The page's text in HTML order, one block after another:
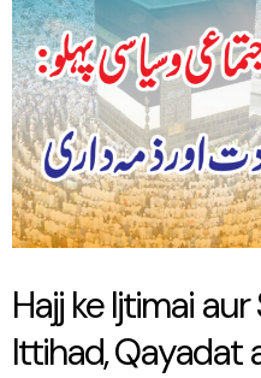
Hajj ke Ijtimai aur
Ittihad, Qayadat
ke
Ijtimai
aur
Siyasi
Pehlu:
Ittihad,
aur
Zimmedari